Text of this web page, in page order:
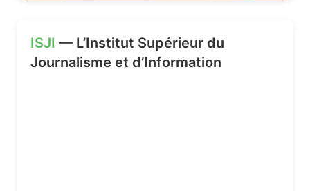
ISJI — L’Institut Supérieur du
Journalisme et d’Information